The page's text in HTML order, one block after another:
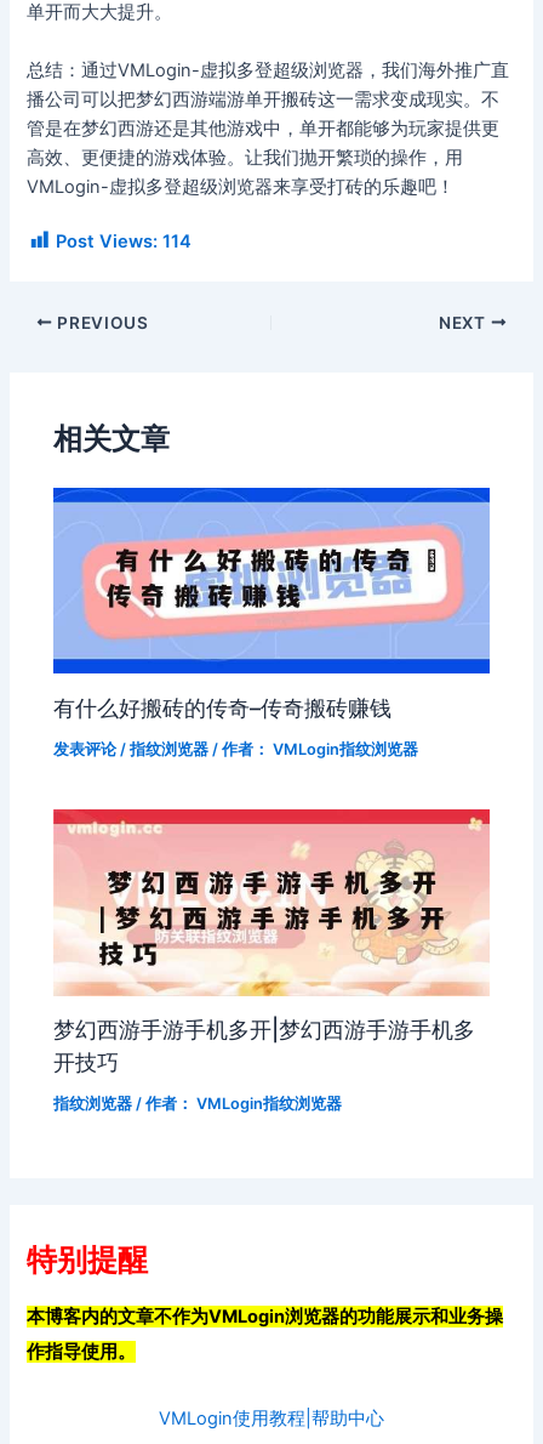
单开而大大提升。
总结：通过VMLogin-虚拟多登超级浏览器，我们海外推广直
播公司可以把梦幻西游端游单开搬砖这一需求变成现实。不
管是在梦幻西游还是其他游戏中，单开都能够为玩家提供更
高效、更便捷的游戏体验。让我们抛开繁琐的操作，用
VMLogin-虚拟多登超级浏览器来享受打砖的乐趣吧！
Post Views: 114
PREVIOUS NEXT
相关文章
有什么好搬砖的传奇–传奇搬砖赚钱
发表评论 /指纹浏览器 / 作者： VMLogin指纹浏览器
梦幻西游手游手机多开|梦幻西游手游手机多
开技巧
指纹浏览器 / 作者： VMLogin指纹浏览器
特别提醒
本博客内的文章不作为VMLogin浏览器的功能展示和业务操
作指导使用。
VMLogin使用教程|帮助中心